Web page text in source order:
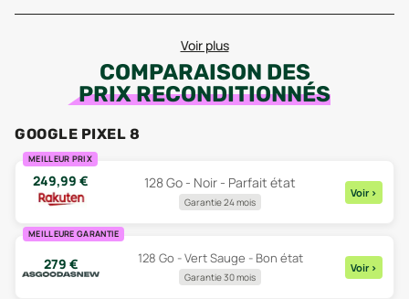
Voir plus
COMPARAISON DES
PRIX RECONDITIONNÉS
GOOGLE PIXEL 8
MEILLEUR PRIX
249,99 € 128 Go - Noir - Parfait état
Garantie 24 mois
Voir >
MEILLEURE GARANTIE
279 € 128 Go - Vert Sauge - Bon état
Garantie 30 mois
Voir >